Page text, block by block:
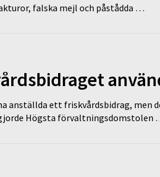
falska mejl och påstådda …
anställda ett friskvårdsbidrag,
Högsta förvaltningsdomstolen